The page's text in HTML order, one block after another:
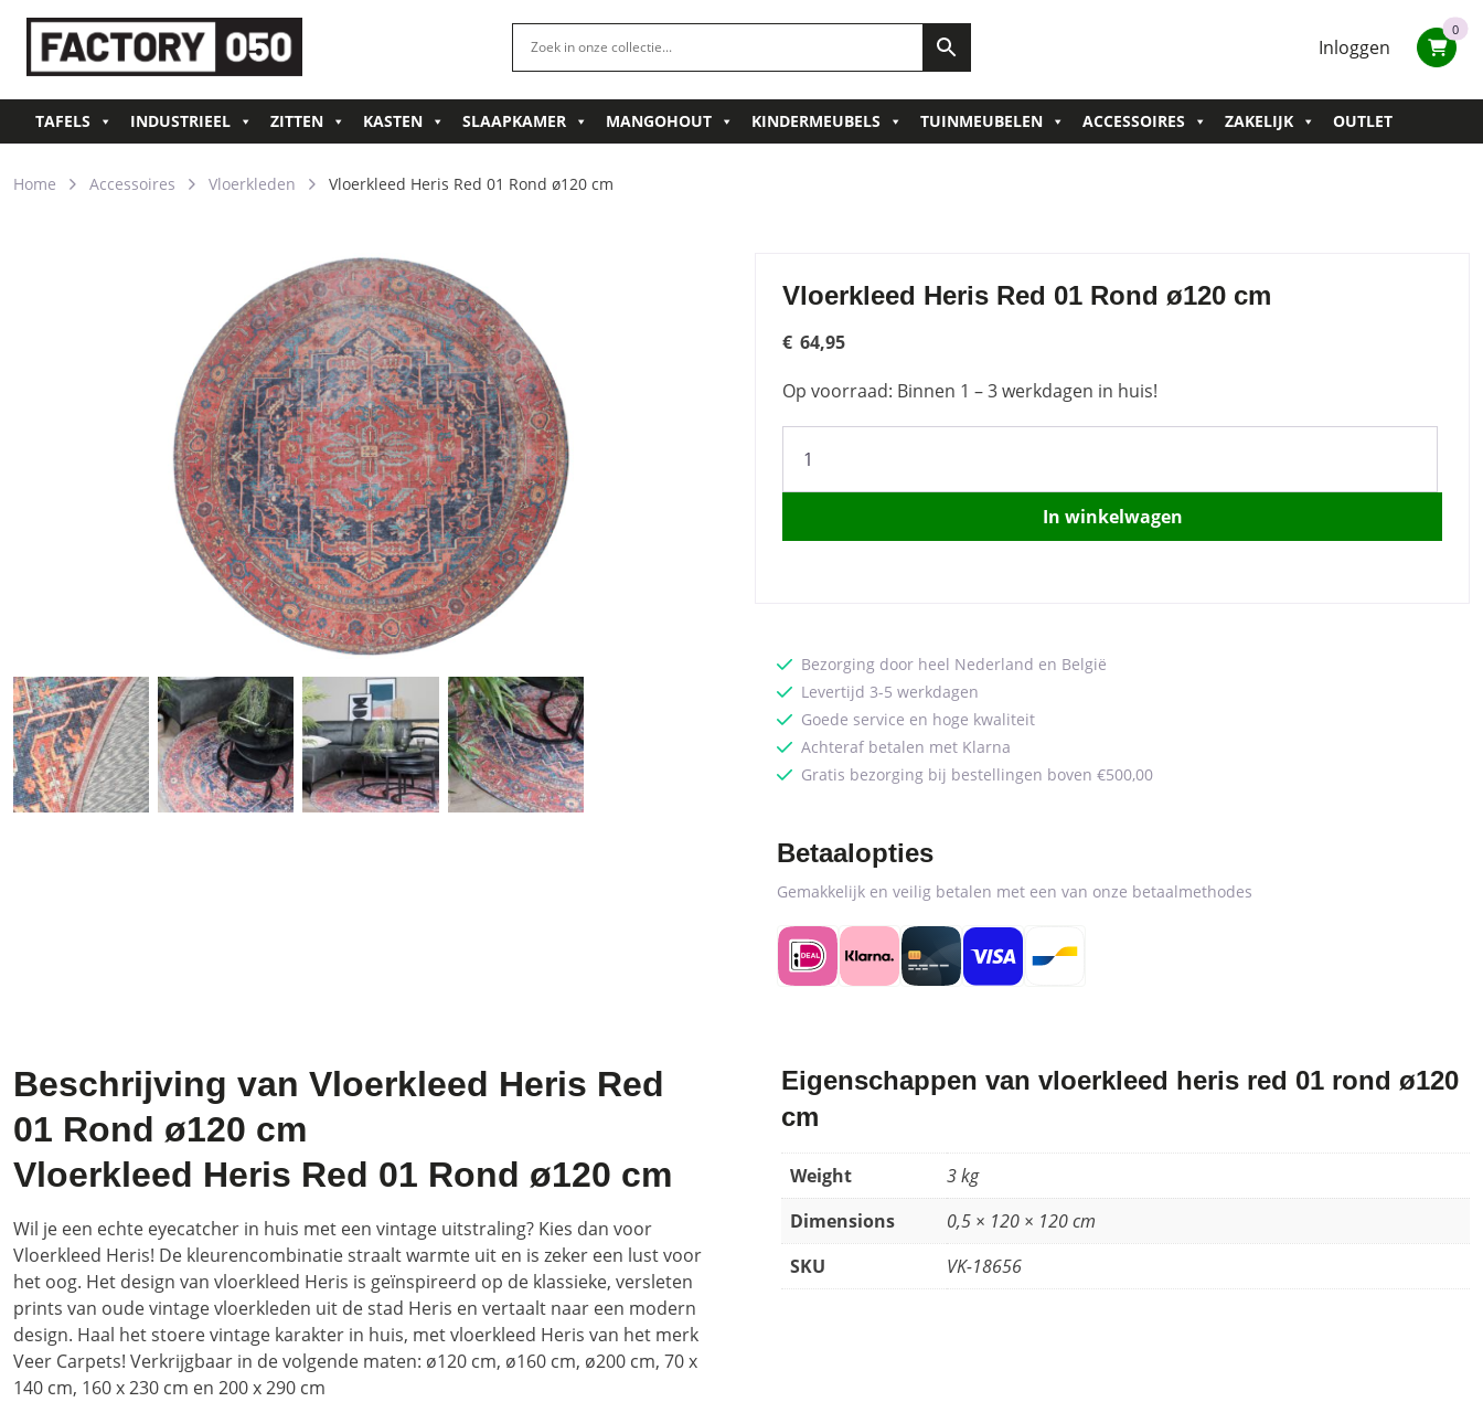
Inloggen
0
TAFELS INDUSTRIEEL ZITTEN KASTEN SLAAPKAMER MANGOHOUT KINDERMEUBELS TUINMEUBELEN ACCESSOIRES ZAKELIJK OUTLET
Home Accessoires Vloerkleden Vloerkleed Heris Red 01 Rond ø120 cm
Vloerkleed Heris Red 01 Rond ø120 cm
€ 64,95
Op voorraad: Binnen 1 – 3 werkdagen in huis!
Heris
Red
Rond
In winkelwagen
Bezorging door heel Nederland en België
Levertijd 3-5 werkdagen
Goede service en hoge kwaliteit
Achteraf betalen met Klarna
Gratis bezorging bij bestellingen boven €500,00
Betaalopties
Gemakkelijk en veilig betalen met een van onze betaalmethodes
Beschrijving van Vloerkleed Heris Red
01 Rond ø120 cm
Vloerkleed Heris Red 01 Rond ø120 cm
Wil je een echte eyecatcher in huis met een vintage uitstraling? Kies dan voor
Vloerkleed Heris! De kleurencombinatie straalt warmte uit en is zeker een lust voor
het oog. Het design van vloerkleed Heris is geïnspireerd op de klassieke, versleten
prints van oude vintage vloerkleden uit de stad Heris en vertaalt naar een modern
design. Haal het stoere vintage karakter in huis, met vloerkleed Heris van het merk
Veer Carpets! Verkrijgbaar in de volgende maten: ø120 cm, ø160 cm, ø200 cm, 70 x
140 cm, 160 x 230 cm en 200 x 290 cm
Eigenschappen van vloerkleed heris red 01 rond ø120
cm
Weight
3 kg
Dimensions
0,5 × 120 × 120 cm
SKU
VK-18656